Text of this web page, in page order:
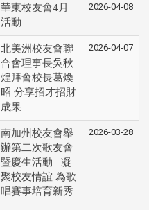
華東校友會4月
活動
2026-04-08
北美洲校友會聯
合會理事長吳秋
煌拜會校長葛煥
昭 分享招才招財
成果
2026-04-07
南加州校友會舉
辦第二次歌友會
暨慶生活動 凝
聚校友情誼 為歌
唱賽事培育新秀
2026-03-28